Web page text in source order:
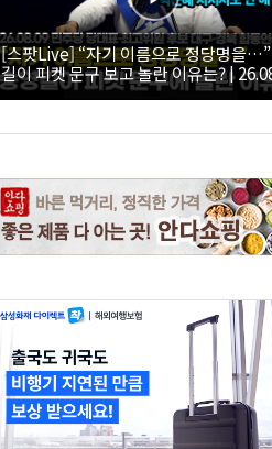
[스팟Live] “자기 이름으로 정당명을…”
길이 피켓 문구 보고 놀란 이유는? |
더불어민주당 당대표·최고위원 후보 대